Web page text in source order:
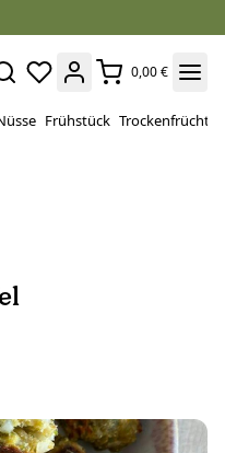
0,00 €
Frühstück Trockenfrüchte